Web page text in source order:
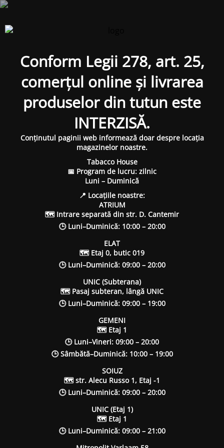
Conform Legii 278, art. 25,
comerțul online și livrarea
produselor din tutun este
INTERZISĂ.
Conținutul paginii web informează doar despre locația
magazinelor noastre.
Tabacco House
📅 Program de lucru: zilnic
Luni – Duminică
📍 Locațiile noastre:
ATRIUM
🗺 Intrare separată din str. D. Cantemir
🕒 Luni–Duminică: 10:00 – 20:00
ELAT
🗺 Etaj 0, butic 019
🕒 Luni–Duminică: 09:00 – 20:00
UNIC (Subterana)
🗺 Pasaj subteran, lângă UNIC
🕒 Luni–Duminică: 09:00 – 19:00
GEMENI
🗺 Etaj 1
🕒 Luni–Vineri: 09:00 – 20:00
🕒 Sâmbătă–Duminică: 10:00 – 19:00
SOIUZ
🗺 str. Alecu Russo 1, Etaj -1
🕒 Luni–Duminică: 09:00 – 20:00
UNIC (Etaj 1)
🗺 Etaj 1
🕒 Luni–Duminică: 09:00 – 21:00